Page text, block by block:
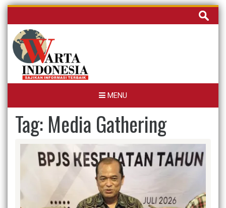
Skip
content
Cari
untuk:
MENU
Tag: Media Gathering